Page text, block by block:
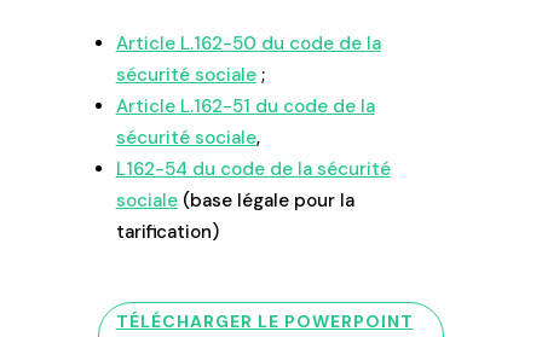
Article L.162-50 du code de la
sécurité sociale;
Article L.162-51 du code de la
sécurité sociale,
L162-54 du code de la sécurité
sociale(base légale pour la
tarification)
TÉLÉCHARGER LE POWERPOINT